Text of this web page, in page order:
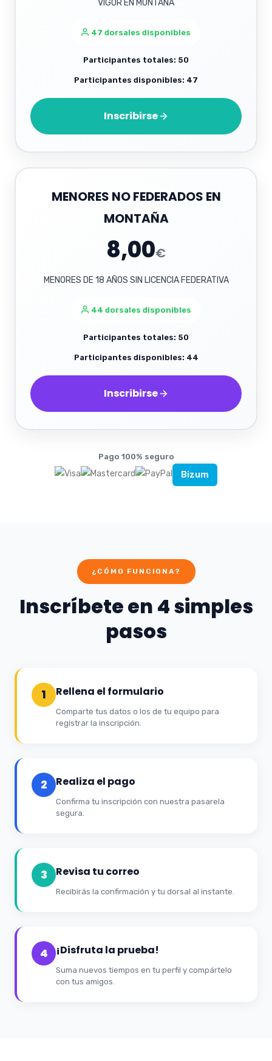
VIGOR EN MONTAÑA
47 dorsales disponibles
Participantes totales: 50
Participantes disponibles: 47
Inscribirse
MENORES NO FEDERADOS EN
MONTAÑA
8,00€
MENORES DE 18 AÑOS SIN LICENCIA FEDERATIVA
44 dorsales disponibles
Participantes totales: 50
Participantes disponibles: 44
Inscribirse
Pago 100% seguro
Bizum
¿CÓMO FUNCIONA?
Inscríbete en 4 simples
pasos
1 Rellena el formulario
Comparte tus datos o los de tu equipo para
registrar la inscripción.
2 Realiza el pago
Confirma tu inscripción con nuestra pasarela
segura.
3 Revisa tu correo
Recibirás la confirmación y tu dorsal al instante.
4 ¡Disfruta la prueba!
Suma nuevos tiempos en tu perfil y compártelo
con tus amigos.